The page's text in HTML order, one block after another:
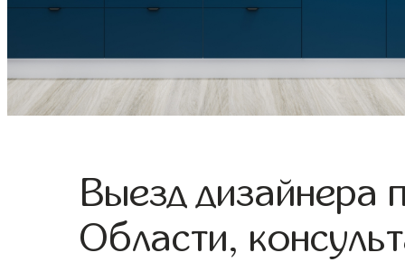
Выезд дизайнера
Области,